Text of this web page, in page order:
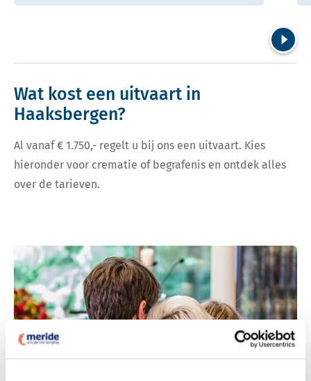
Wat kost een uitvaart in
Haaksbergen?
Al vanaf € 1.750,- regelt u bij ons een uitvaart. Kies
hieronder voor crematie of begrafenis en ontdek alles
over de tarieven.
Bekijk tarieven voor crematie